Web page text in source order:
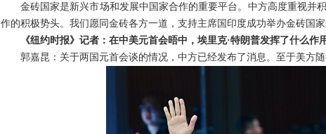
金砖国家是新兴市场和发展中国家合作的重要平台。中方高度重视并
作的积极势头。我们愿同金砖各方一道，支持主席国印度成功举办金砖国
《纽约时报》记者：在中美元首会晤中，埃里克·特朗普发挥了什么作
郭嘉昆：关于两国元首会谈的情况，中方已经发布了消息。至于美方